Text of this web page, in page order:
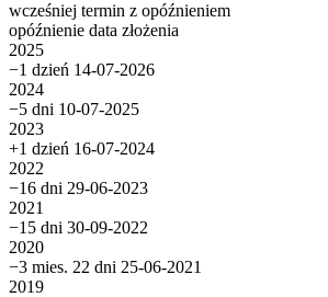
wcześniej termin z opóźnieniem
opóźnienie data złożenia
2025
−1 dzień 14-07-2026
2024
−5 dni 10-07-2025
2023
+1 dzień 16-07-2024
2022
−16 dni 29-06-2023
2021
−15 dni 30-09-2022
2020
−3 mies. 22 dni 25-06-2021
2019